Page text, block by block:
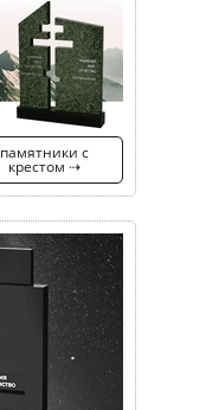
памятники с
крестом ⇢